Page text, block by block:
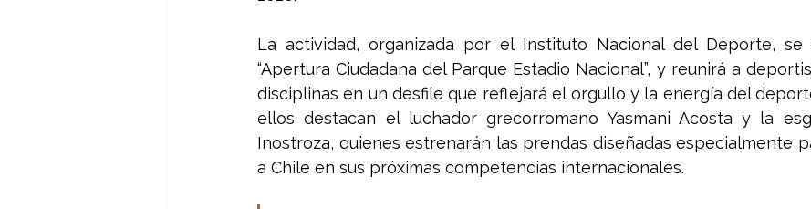
La actividad, organizada por el Instituto Nacional del Deporte,
“Apertura Ciudadana del Parque Estadio Nacional”, y reunirá a
disciplinas en un desfile que reflejará el orgullo y la energía del
ellos destacan el luchador grecorromano Yasmani Acosta y la
Inostroza, quienes estrenarán las prendas diseñadas especialmente
a Chile en sus próximas competencias internacionales.